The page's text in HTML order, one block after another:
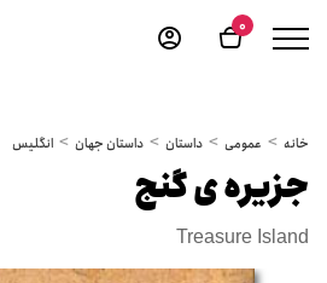
0
خانه عمومی داستان داستان جهان انگلیس
جزیره ی گنج
Treasure Island